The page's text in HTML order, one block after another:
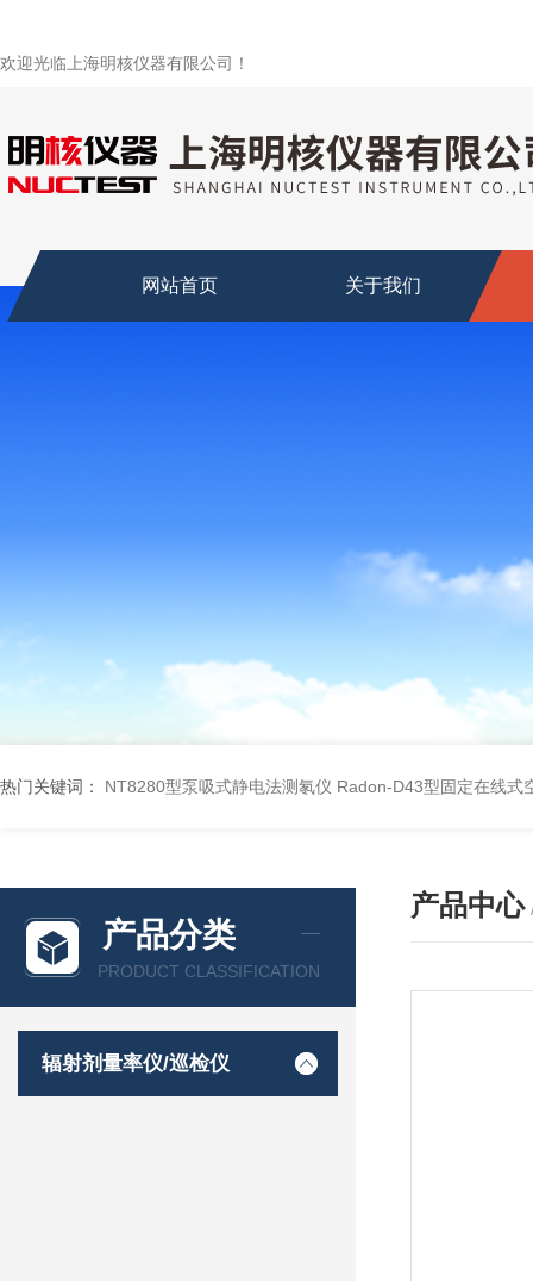
欢迎光临上海明核仪器有限公司！
网站首页 关于我们
热门关键词： NT8280型泵吸式静电法测氡仪 Radon-D43型固定在线式
产品分类
PRODUCT CLASSIFICATION
辐射剂量率仪/巡检仪
产品中心